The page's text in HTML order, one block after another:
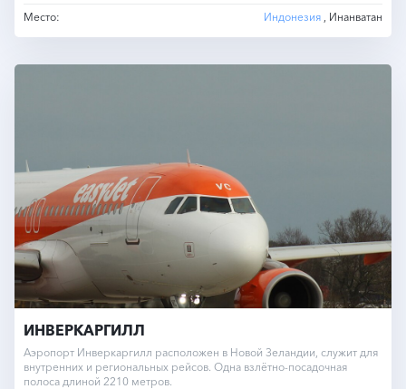
Место:
Индонезия , Инанватан
ИНВЕРКАРГИЛЛ
Аэропорт Инверкаргилл расположен в Новой Зеландии, служит для
внутренних и региональных рейсов. Одна взлётно-посадочная
полоса длиной 2210 метров.